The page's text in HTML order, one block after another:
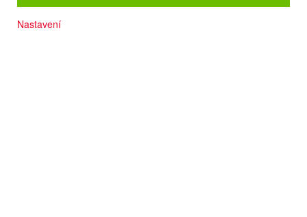
Nastavení